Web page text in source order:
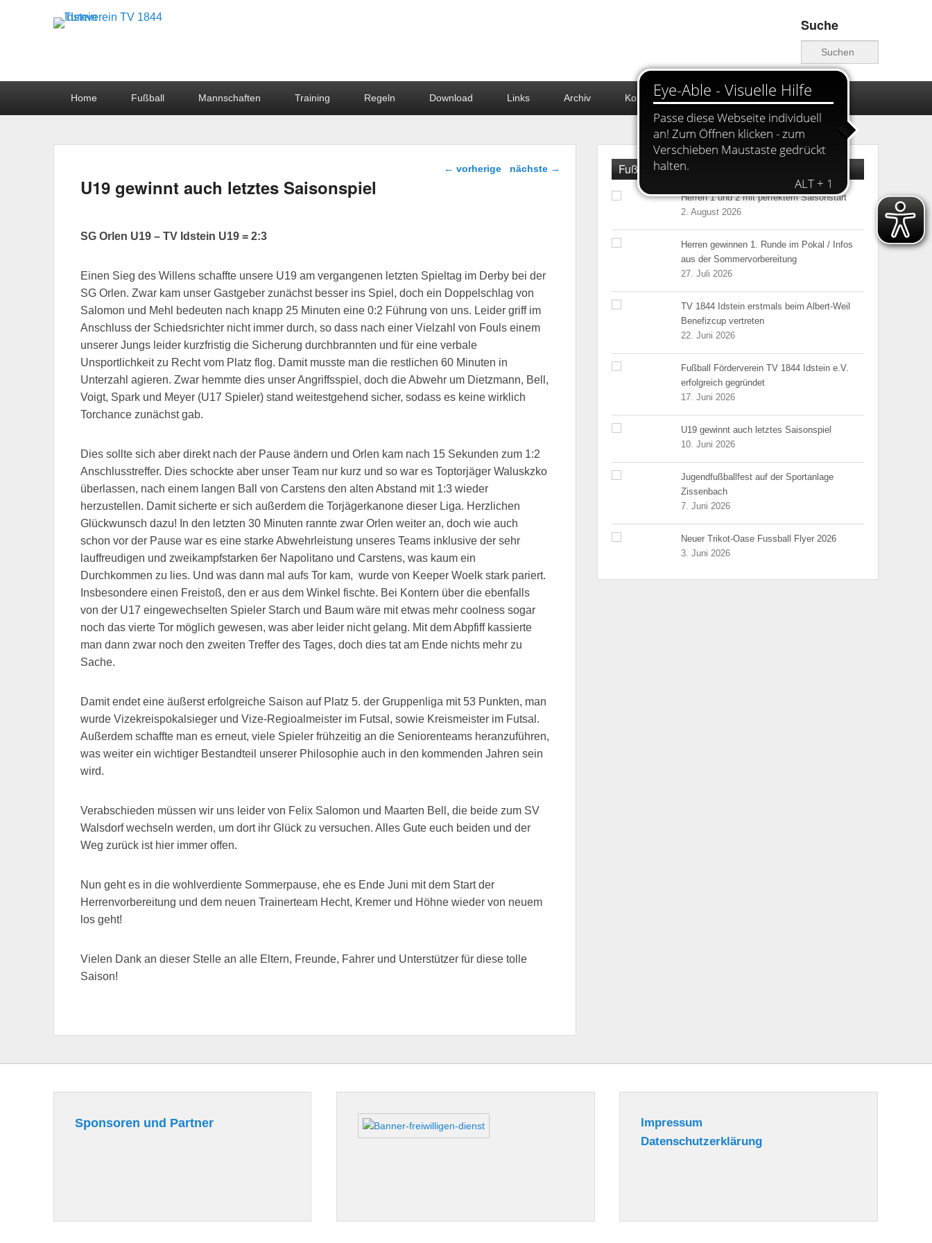
Turnverein TV 1844 Idstein Suche
Home Fußball Mannschaften Training Regeln Download Links Archiv Kontakt TVI
Beitragsnavigation
← vorherige nächste →
U19 gewinnt auch letztes Saisonspiel
SG Orlen U19 – TV Idstein U19 = 2:3
Einen Sieg des Willens schaffte unsere U19 am vergangenen letzten Spieltag im Derby bei der
SG Orlen. Zwar kam unser Gastgeber zunächst besser ins Spiel, doch ein Doppelschlag von
Salomon und Mehl bedeuten nach knapp 25 Minuten eine 0:2 Führung von uns. Leider griff im
Anschluss der Schiedsrichter nicht immer durch, so dass nach einer Vielzahl von Fouls einem
unserer Jungs leider kurzfristig die Sicherung durchbrannten und für eine verbale
Unsportlichkeit zu Recht vom Platz flog. Damit musste man die restlichen 60 Minuten in
Unterzahl agieren. Zwar hemmte dies unser Angriffsspiel, doch die Abwehr um Dietzmann, Bell,
Voigt, Spark und Meyer (U17 Spieler) stand weitestgehend sicher, sodass es keine wirklich
Torchance zunächst gab.
Dies sollte sich aber direkt nach der Pause ändern und Orlen kam nach 15 Sekunden zum 1:2
Anschlusstreffer. Dies schockte aber unser Team nur kurz und so war es Toptorjäger Waluskzko
überlassen, nach einem langen Ball von Carstens den alten Abstand mit 1:3 wieder
herzustellen. Damit sicherte er sich außerdem die Torjägerkanone dieser Liga. Herzlichen
Glückwunsch dazu! In den letzten 30 Minuten rannte zwar Orlen weiter an, doch wie auch
schon vor der Pause war es eine starke Abwehrleistung unseres Teams inklusive der sehr
lauffreudigen und zweikampfstarken 6er Napolitano und Carstens, was kaum ein
Durchkommen zu lies. Und was dann mal aufs Tor kam, wurde von Keeper Woelk stark pariert.
Insbesondere einen Freistoß, den er aus dem Winkel fischte. Bei Kontern über die ebenfalls
von der U17 eingewechselten Spieler Starch und Baum wäre mit etwas mehr coolness sogar
noch das vierte Tor möglich gewesen, was aber leider nicht gelang. Mit dem Abpfiff kassierte
man dann zwar noch den zweiten Treffer des Tages, doch dies tat am Ende nichts mehr zu
Sache.
Damit endet eine äußerst erfolgreiche Saison auf Platz 5. der Gruppenliga mit 53 Punkten, man
wurde Vizekreispokalsieger und Vize-Regioalmeister im Futsal, sowie Kreismeister im Futsal.
Außerdem schaffte man es erneut, viele Spieler frühzeitig an die Seniorenteams heranzuführen,
was weiter ein wichtiger Bestandteil unserer Philosophie auch in den kommenden Jahren sein
wird.
Verabschieden müssen wir uns leider von Felix Salomon und Maarten Bell, die beide zum SV
Walsdorf wechseln werden, um dort ihr Glück zu versuchen. Alles Gute euch beiden und der
Weg zurück ist hier immer offen.
Nun geht es in die wohlverdiente Sommerpause, ehe es Ende Juni mit dem Start der
Herrenvorbereitung und dem neuen Trainerteam Hecht, Kremer und Höhne wieder von neuem
los geht!
Vielen Dank an dieser Stelle an alle Eltern, Freunde, Fahrer und Unterstützer für diese tolle
Saison!
Fußball News
Herren 1 und 2 mit perfektem Saisonstart
2. August 2026
Herren gewinnen 1. Runde im Pokal / Infos
aus der Sommervorbereitung
27. Juli 2026
TV 1844 Idstein erstmals beim Albert-Weil
Benefizcup vertreten
22. Juni 2026
Fußball Förderverein TV 1844 Idstein e.V.
erfolgreich gegründet
17. Juni 2026
U19 gewinnt auch letztes Saisonspiel
10. Juni 2026
Jugendfußballfest auf der Sportanlage
Zissenbach
7. Juni 2026
Neuer Trikot-Oase Fussball Flyer 2026
3. Juni 2026
Sponsoren und Partner
Impressum
Datenschutzerklärung